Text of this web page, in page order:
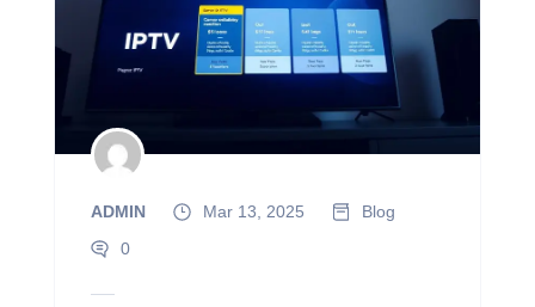
ADMIN Mar 13, 2025
Blog
0